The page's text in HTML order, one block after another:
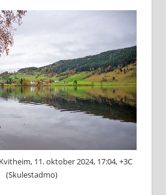
11. oktober 2024, 17:04, +3C
(Skulestadmo)